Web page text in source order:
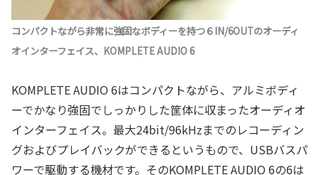
コンパクトながら非常に強固なボディーを持つ６IN/6OUTのオーディ
オインターフェイス、KOMPLETE AUDIO 6
KOMPLETE AUDIO 6はコンパクトながら、アルミボディ
ーでかなり強固でしっかりした筐体に収まったオーディオ
インターフェイス。最大24bit/96kHzまでのレコーディン
グおよびプレイバックができるというもので、USBバスパ
ワーで駆動する機材です。そのKOMPLETE AUDIO 6の6は